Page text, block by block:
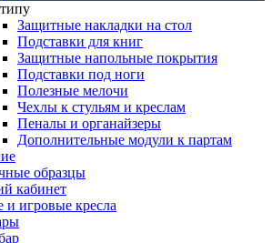
Защитные накладки на стол
Подставки для книг
Защитные напольные покрытия
Подставки под ноги
Полезные мелочи
Чехлы к стульям и креслам
Пеналы и органайзеры
Дополнительные модули к партам
образцы
кабинет
игровые кресла